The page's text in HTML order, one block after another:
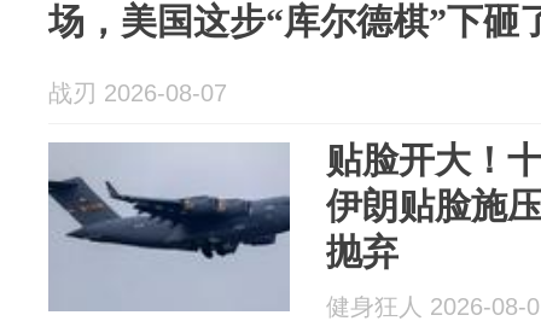
场，美国这步“库尔德棋”下砸
战刃 2026-08-07
贴脸开大！
伊朗贴脸施
抛弃
健身狂人 2026-08-